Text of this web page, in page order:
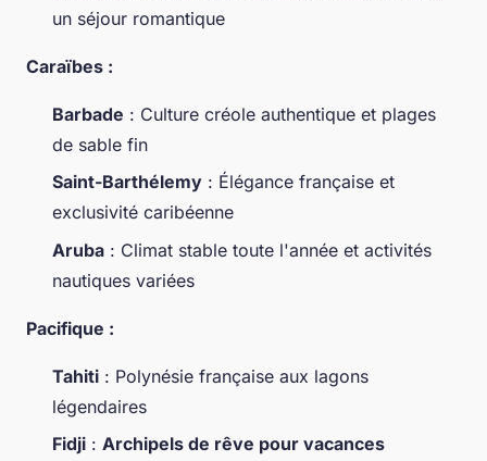
un séjour romantique
Caraïbes :
Barbade : Culture créole authentique et plages
de sable fin
Saint-Barthélemy : Élégance française et
exclusivité caribéenne
Aruba : Climat stable toute l'année et activités
nautiques variées
Pacifique :
Tahiti : Polynésie française aux lagons
légendaires
Fidji : Archipels de rêve pour vacances